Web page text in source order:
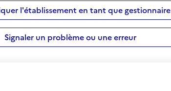
l'établissement en tant que gestionnaire
Signaler un problème ou une erreur